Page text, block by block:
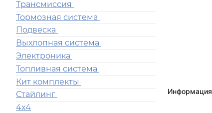
Трансмиссия
Тормозная система
Подвеска
Выхлопная система
Электроника
Топливная система
Кит комплекты
Стайлинг
4x4
Информация